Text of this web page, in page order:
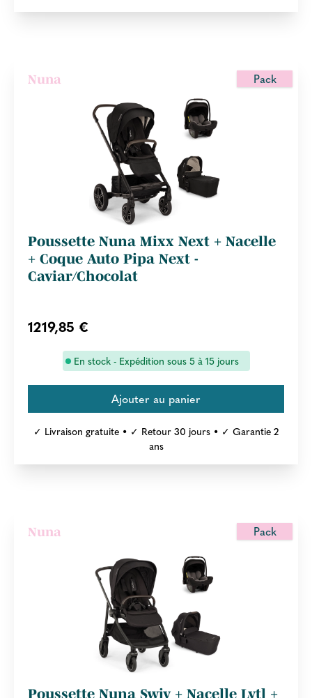
Pack
Nuna
Poussette Nuna Mixx Next + Nacelle
+ Coque Auto Pipa Next -
Caviar/Chocolat
1219,85 €
En stock - Expédition sous 5 à 15 jours
✓ Livraison gratuite • ✓ Retour 30 jours • ✓ Garantie 2
ans
Pack
Nuna
Poussette Nuna Swiv + Nacelle Lytl +